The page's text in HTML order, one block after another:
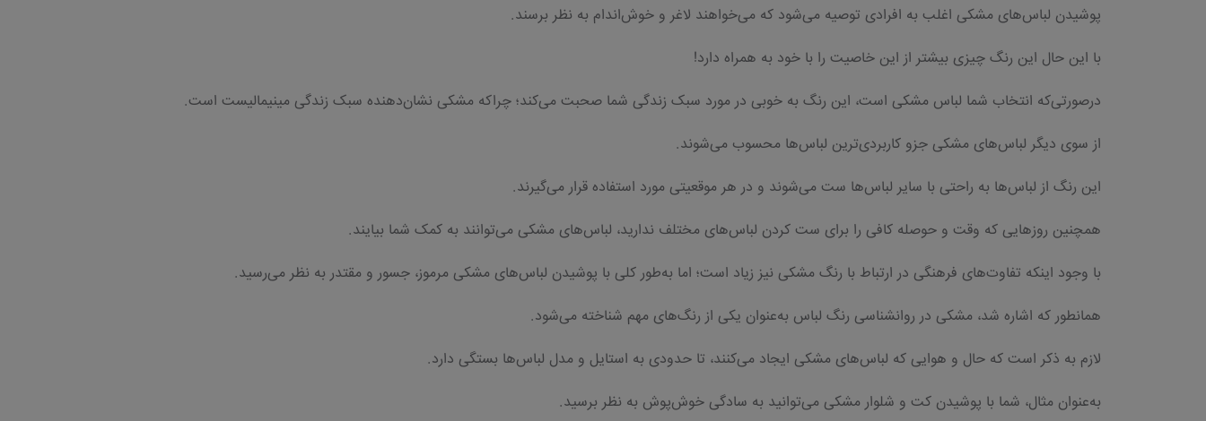
پوشیدن لباس‌های مشکی اغلب به افرادی توصیه می‌شود که می‌خواهند لاغر و خوش‌اندام به نظر برسند.
با این حال این رنگ چیزی بیشتر از این خاصیت را با خود به همراه دارد!
درصورتی‌که انتخاب شما لباس‌ مشکی است، این رنگ به خوبی در مورد سبک زندگی شما صحبت می‌کند؛ چراکه مشکی نشان‌دهنده سبک زندگی مینیمالیست است.
از سوی دیگر لباس‌های مشکی جزو کاربردی‌ترین لباس‌ها محسوب می‌شوند.
این رنگ از لباس‌ها به راحتی با سایر لباس‌ها ست می‌شوند و در هر موقعیتی مورد استفاده قرار می‌گیرند.
همچنین روزهایی که وقت و حوصله کافی را برای ست کردن لباس‌های مختلف ندارید، لباس‌های مشکی می‌توانند به کمک شما بیایند.
با وجود اینکه تفاوت‌های فرهنگی در ارتباط با رنگ مشکی نیز زیاد است؛ اما به‌طور کلی با پوشیدن لباس‌های مشکی مرموز، جسور و مقتدر به نظر می‌رسید.
همانطور که اشاره شد، مشکی در روانشناسی رنگ لباس به‌عنوان یکی از رنگ‌های مهم شناخته می‌شود.
لازم به ذکر است که حال و هوایی که لباس‌های مشکی ایجاد می‌کنند، تا حدودی به استایل و مدل لباس‌ها بستگی دارد.
به‌عنوان مثال، شما با پوشیدن کت و شلوار مشکی می‌توانید به سادگی خوش‌پوش به نظر برسید.